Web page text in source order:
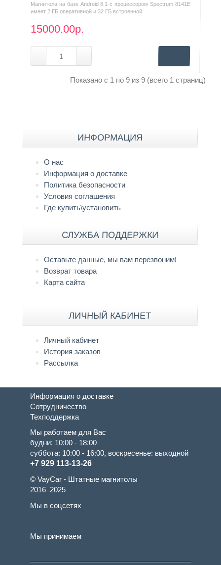
Магнитола на базе Android 8.1 с процессором Spectrum 8141E
имеет 2 ГБ оперативной и 32 ГБ встроенной..
15000.00р.
Показано с 1 по 9 из 9 (всего 1 страниц)
ИНФОРМАЦИЯ
О нас
Информация о доставке
Политика безопасности
Условия соглашения
Где купить\установить
СЛУЖБА ПОДДЕРЖКИ
Оставьте данные, мы вам перезвоним!
Возврат товара
Карта сайта
ЛИЧНЫЙ КАБИНЕТ
Личный кабинет
История заказов
Рассылка
Информация о доставке
Сотрудничество
Техподдержка
Мы работаем для Вас
будни: 10:00 - 18:00
суббота: 10:00 - 16:00, воскресенье: выходной
+7 929 113-13-26
© VayCar - Штатные магнитолы
2016–2025
Мы в соцсетях
Мы принимаем